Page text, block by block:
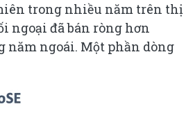
trong nhiều năm trên thị
ngoại đã bán ròng hơn
năm ngoái. Một phần dòng